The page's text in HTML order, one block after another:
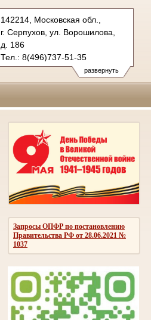
развернуть
142214, Московская обл.,
г. Серпухов, ул. Ворошилова,
д. 186
Тел.: 8(496)737-51-35
serpuhov.mo@sudrf.ru
Запросы ОПФР по постановлению
Правительства РФ от 28.06.2021 №
1037